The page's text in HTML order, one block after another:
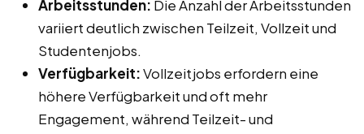
Arbeitsstunden: Die Anzahl der Arbeitsstunden
variiert deutlich zwischen Teilzeit, Vollzeit und
Studentenjobs.
Verfügbarkeit:Vollzeitjobs erfordern eine
höhere Verfügbarkeit und oft mehr
Engagement, während Teilzeit- und